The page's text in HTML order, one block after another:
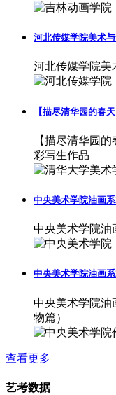
河北传媒学院美术
河北传媒学院美
【描尽清华园的春
【描尽清华园
彩写生作品
中央美术学院油画
中央美术学院油
中央美术学院油画
中央美术学院油
物篇）
查看更多
艺考数据